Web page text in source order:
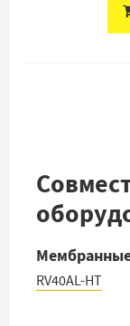
Мембранные
RV40AL-HT